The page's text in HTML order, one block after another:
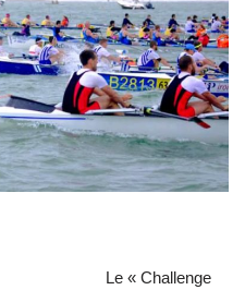
Le « Challenge